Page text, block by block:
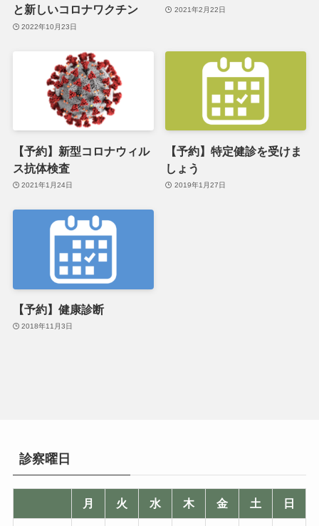
と新しいコロナワクチン
2022年10月23日
2021年2月22日
【予約】新型コロナウィル
ス抗体検査
2021年1月24日
【予約】特定健診を受けま
しょう
2019年1月27日
【予約】健康診断
2018年11月3日
診察曜日
月 火 水 木 金 土 日